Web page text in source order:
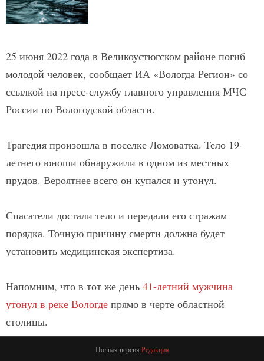
25 июня 2022 года в Великоустюгском районе погиб
молодой человек, сообщает ИА «Вологда Регион» со
ссылкой на пресс-службу главного управления МЧС
России по Вологодской области.
Трагедия произошла в поселке Ломоватка. Тело 19-
летнего юноши обнаружили в одном из местных
прудов. Вероятнее всего он купался и утонул.
Спасатели достали тело и передали его стражам
порядка. Точную причину смерти должна будет
установить медицинская экспертиза.
Напомним, что в тот же день 41-летний мужчина
утонул в реке Вологде прямо в черте областной
столицы.
Полная версия Редакция